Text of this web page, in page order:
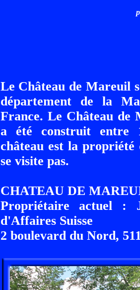
Le Château de Mareuil
département de la
France. Le Château
a été construit entre
château est la propriété
se visite pas.
CHATEAU DE
Propriétaire actuel :
d'Affaires Suisse
2 boulevard du Nord,